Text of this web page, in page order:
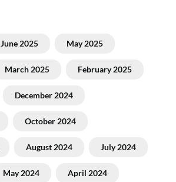
June 2025 May 2025
March 2025 February 2025
December 2024
October 2024
August 2024 July 2024
May 2024 April 2024